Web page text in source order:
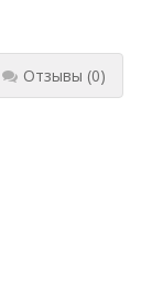
Отзывы (0)